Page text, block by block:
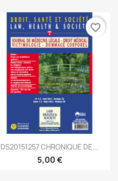
Aperçu rapide
DS20151257 CHRONIQUE DE...
5,00 €
favorite_border